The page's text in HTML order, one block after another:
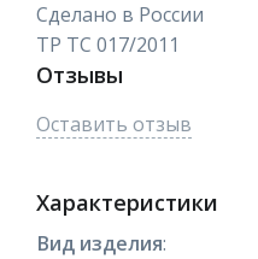
Сделано в России
ТР ТС 017/2011
Отзывы
Оставить отзыв
Характеристики
Вид изделия: